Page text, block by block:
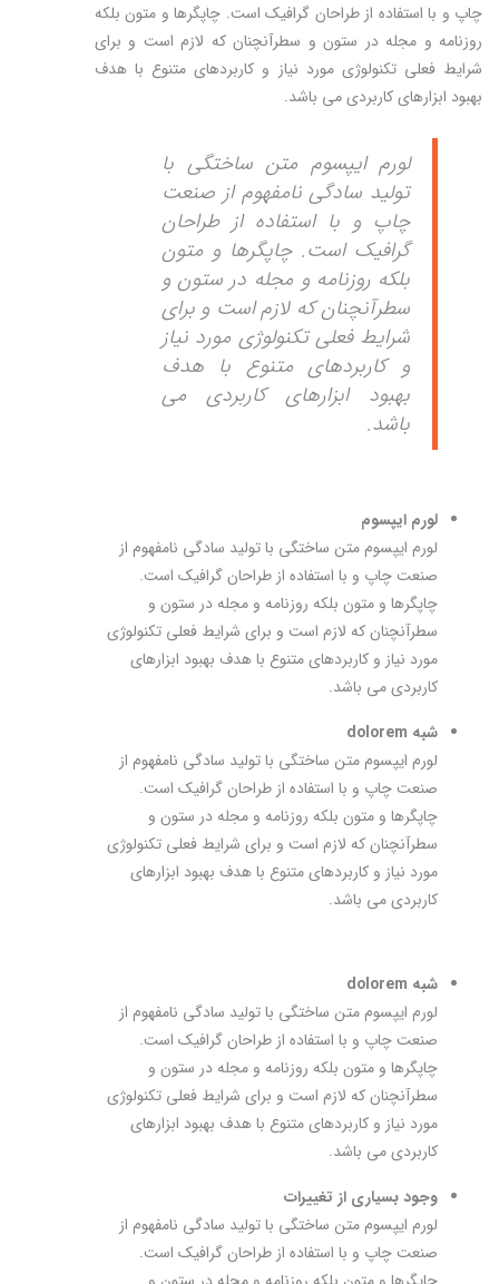
چاپ و با استفاده از طراحان گرافیک است. چاپگرها و متون بلکه
روزنامه و مجله در ستون و سطرآنچنان که لازم است و برای
شرایط فعلی تکنولوژی مورد نیاز و کاربردهای متنوع با هدف
بهبود ابزارهای کاربردی می باشد.
لورم ایپسوم متن ساختگی با
تولید سادگی نامفهوم از صنعت
چاپ و با استفاده از طراحان
گرافیک است. چاپگرها و متون
بلکه روزنامه و مجله در ستون و
سطرآنچنان که لازم است و برای
شرایط فعلی تکنولوژی مورد نیاز
و کاربردهای متنوع با هدف
بهبود ابزارهای کاربردی می
باشد.
لورم ایپسوم
لورم ایپسوم متن ساختگی با تولید سادگی نامفهوم از
صنعت چاپ و با استفاده از طراحان گرافیک است.
چاپگرها و متون بلکه روزنامه و مجله در ستون و
سطرآنچنان که لازم است و برای شرایط فعلی تکنولوژی
مورد نیاز و کاربردهای متنوع با هدف بهبود ابزارهای
کاربردی می باشد.
شبه dolorem
لورم ایپسوم متن ساختگی با تولید سادگی نامفهوم از
صنعت چاپ و با استفاده از طراحان گرافیک است.
چاپگرها و متون بلکه روزنامه و مجله در ستون و
سطرآنچنان که لازم است و برای شرایط فعلی تکنولوژی
مورد نیاز و کاربردهای متنوع با هدف بهبود ابزارهای
کاربردی می باشد.
شبه dolorem
لورم ایپسوم متن ساختگی با تولید سادگی نامفهوم از
صنعت چاپ و با استفاده از طراحان گرافیک است.
چاپگرها و متون بلکه روزنامه و مجله در ستون و
سطرآنچنان که لازم است و برای شرایط فعلی تکنولوژی
مورد نیاز و کاربردهای متنوع با هدف بهبود ابزارهای
کاربردی می باشد.
وجود بسیاری از تغییرات
لورم ایپسوم متن ساختگی با تولید سادگی نامفهوم از
صنعت چاپ و با استفاده از طراحان گرافیک است.